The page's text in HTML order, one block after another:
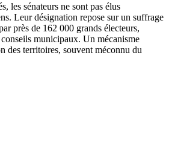
les sénateurs ne sont pas élus
Leur désignation repose sur un suffrage
près de 162 000 grands électeurs,
municipaux. Un mécanisme
des territoires, souvent méconnu du